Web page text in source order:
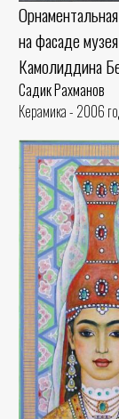
на фасаде музея
Камолиддина
Садик Рахманов
Керамика - 2006